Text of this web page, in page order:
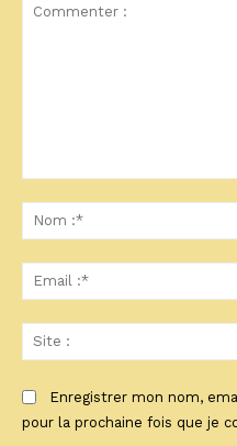
Enregistrer mon nom,
pour la prochaine fois que je